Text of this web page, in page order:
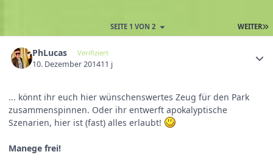
WEITER
SEITE 1 VON 2
PhLucas Verifiziert
10. Dezember 201411 j
... könnt ihr euch hier wünschenswertes Zeug für den Park
zusammenspinnen. Oder ihr entwerft apokalyptische
Szenarien, hier ist (fast) alles erlaubt!
Manege frei!